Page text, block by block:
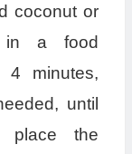
coconut or
in a food
4 minutes,
until
place the